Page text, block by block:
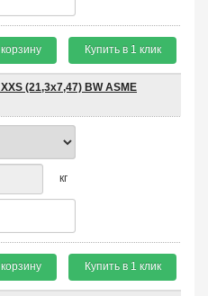
Купить в 1 клик
(21,3х7,47) BW ASME
кг
Купить в 1 клик